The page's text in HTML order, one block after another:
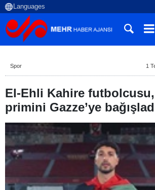
Spor 1
El-Ehli Kahire
primini Gazze’ye